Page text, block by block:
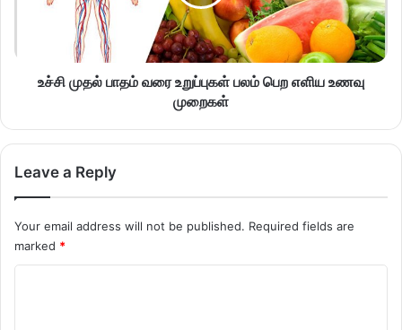
உச்சி முதல் பாதம் வரை உறுப்புகள் பலம் பெற எளிய உணவு
முறைகள்
Leave a Reply
Your email address will not be published. Required fields are
marked *